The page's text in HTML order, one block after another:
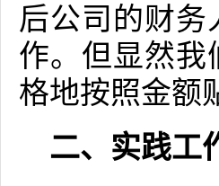
后公司的财务
作。但显然我
格地按照金额
二、实践工